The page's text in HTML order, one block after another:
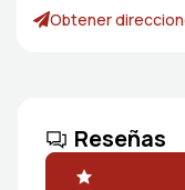
Obtener
Reseñas